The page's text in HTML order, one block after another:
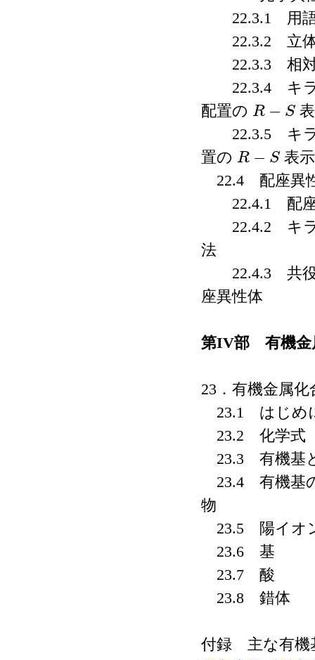
22.3.1 用
22.3.2 立体
22.3.3 相対
22.3.4 キラ
配置の R − S
R− S
22.3.5 キラ
置の R − S
R− S
表
22.4 配座異
22.4.1 配座
22.4.2 キラ
法
22.4.3 共役
座異性体
第IV部 有機金
23．有機金属化
23.1 はじめ
23.2 化学式
23.3 有機基
23.4 有機基
物
23.5 陽イオ
23.6 基
23.7 酸
23.8 錯体
付録 主な有機